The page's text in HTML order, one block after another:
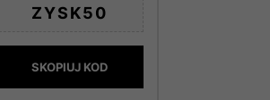
ZYSK50
SKOPIUJ KOD